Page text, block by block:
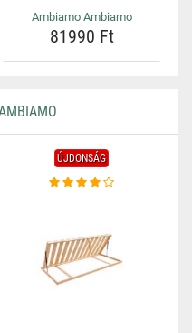
Ambiamo Ambiamo
81990 Ft
ÚJDONSÁG